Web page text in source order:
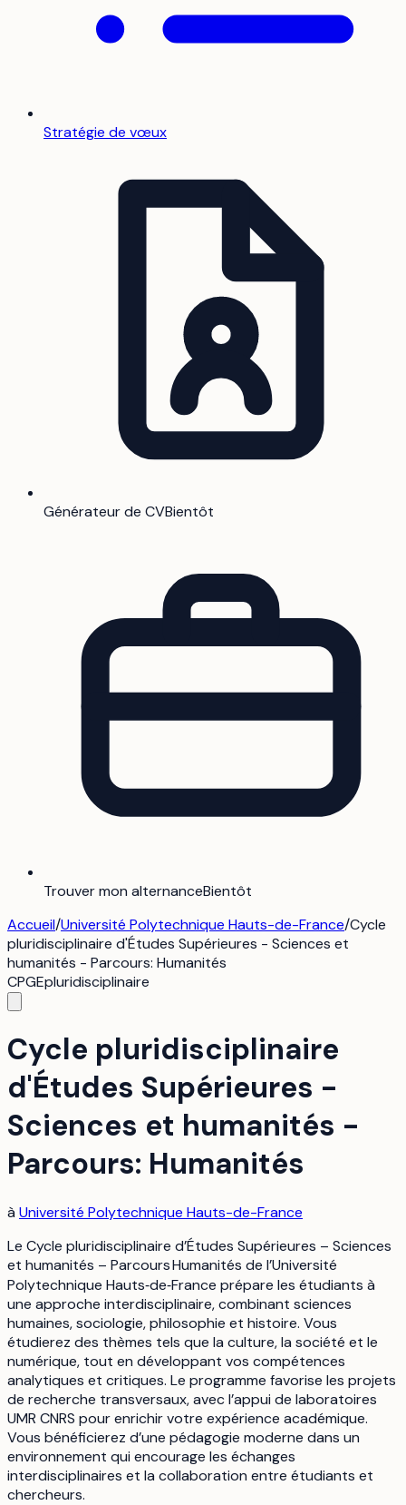
Stratégie de vœux
Générateur de CVBientôt
Trouver mon alternanceBientôt
Accueil/Université Polytechnique Hauts-de-France/Cycle
pluridisciplinaire d'Études Supérieures - Sciences et
humanités - Parcours: Humanités
CPGEpluridisciplinaire
Cycle pluridisciplinaire
d'Études Supérieures -
Sciences et humanités -
Parcours: Humanités
à Université Polytechnique Hauts-de-France
Le Cycle pluridisciplinaire d’Études Supérieures – Sciences
et humanités – Parcours Humanités de l’Université
Polytechnique Hauts‑de‑France prépare les étudiants à
une approche interdisciplinaire, combinant sciences
humaines, sociologie, philosophie et histoire. Vous
étudierez des thèmes tels que la culture, la société et le
numérique, tout en développant vos compétences
analytiques et critiques. Le programme favorise les projets
de recherche transversaux, avec l’appui de laboratoires
UMR CNRS pour enrichir votre expérience académique.
Vous bénéficierez d’une pédagogie moderne dans un
environnement qui encourage les échanges
interdisciplinaires et la collaboration entre étudiants et
chercheurs.